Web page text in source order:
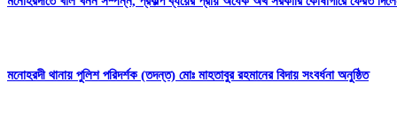
মনোহরদী থানায় পুলিশ পরিদর্শক (তদন্ত) মোঃ মাহতাবুর রহমানের বিদায় সংবর্ধনা অনুষ্ঠিত